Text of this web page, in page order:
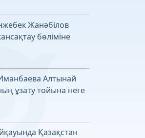
Жанәбілов
бөліміне
Алтынай
ұзату тойына неге
Қазақстан